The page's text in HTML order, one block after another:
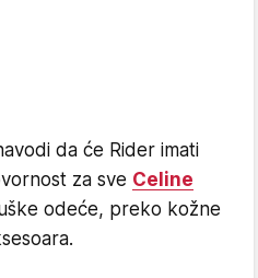
da će Rider imati
za sve Celine
odeće, preko kožne